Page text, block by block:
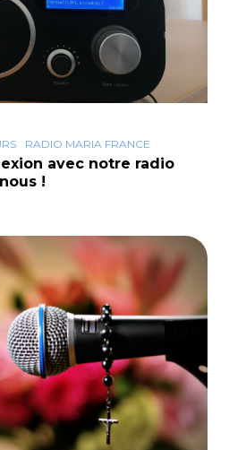
RADIO MARIA FRANCE
avec notre radio
!